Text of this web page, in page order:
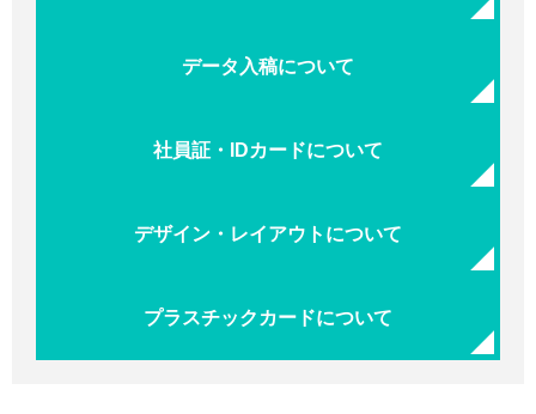
データ入稿について
社員証・IDカードについて
デザイン・レイアウトについて
プラスチックカードについて